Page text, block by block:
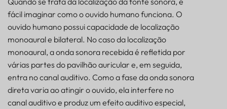
fácil imaginar como o ouvido humano funciona. O
ouvido humano possui capacidade de localização
monoaural e bilateral. No caso da localização
monoaural, a onda sonora recebida é refletida por
várias partes do pavilhão auricular e, em seguida,
entra no canal auditivo. Como a fase da onda sonora
direta varia ao atingir o ouvido, ela interfere no
canal auditivo e produz um efeito auditivo especial,